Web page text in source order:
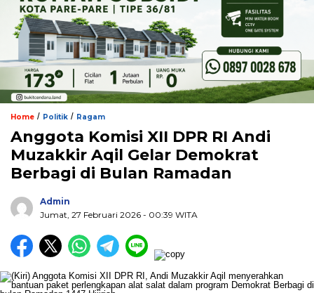
Home / Politik / Ragam
Anggota Komisi XII DPR RI Andi
Muzakkir Aqil Gelar Demokrat
Berbagi di Bulan Ramadan
Admin
Jumat, 27 Februari 2026 - 00:39 WITA